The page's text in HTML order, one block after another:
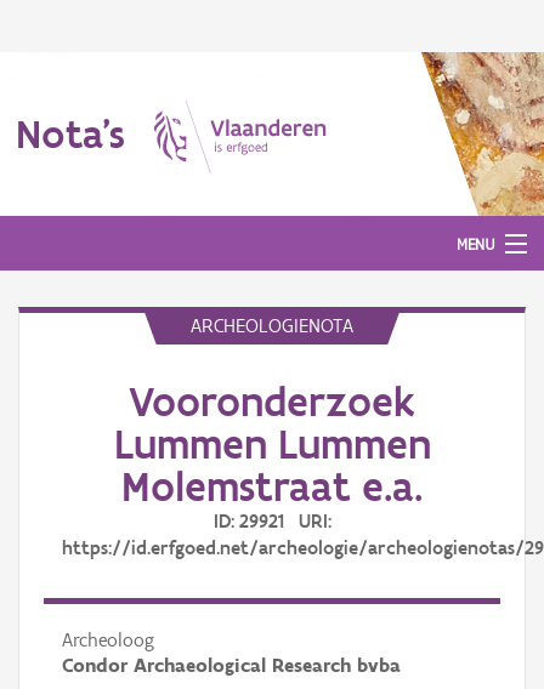
Nota's
MENU
ARCHEOLOGIENOTA
Vooronderzoek
Lummen Lummen
Molemstraat e.a.
ID: 29921 URI:
https://id.erfgoed.net/archeologie/archeologienotas/
Archeoloog
Condor Archaeological Research bvba